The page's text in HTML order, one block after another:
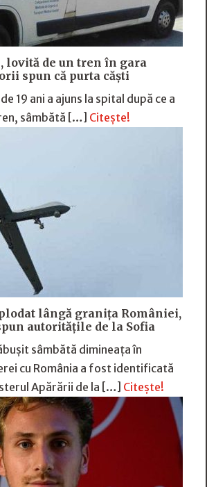
lovită de un tren în gara
spun că purta căști
19 ani a ajuns la spital după ce a
sâmbătă […] Citește!
lângă granița României,
autoritățile de la Sofia
sâmbătă dimineața în
cu România a fost identificată
Apărării de la […] Citește!